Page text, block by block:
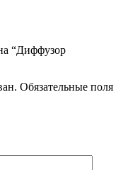
“Диффузор
Обязательные поля